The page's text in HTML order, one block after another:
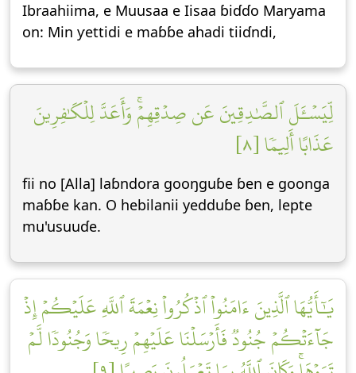
Ibraahiima, e Muusaa e Iisaa ɓiɗɗo Maryama
on: Min ƴettidi e maɓɓe ahadi tiiɗndi,
لِّيَسۡـَٔلَ ٱلصَّٰدِقِينَ عَن صِدۡقِهِمۡۚ وَأَعَدَّ لِلۡكَٰفِرِينَ
عَذَابًا أَلِيمٗا [٨]
fii no [Alla] laɓndora gooŋguɓe ɓen e goonga
maɓɓe kan. O hebilanii yedduɓe ɓen, lepte
mu'usuuɗe.
يَٰٓأَيُّهَا ٱلَّذِينَ ءَامَنُواْ ٱذۡكُرُواْ نِعۡمَةَ ٱللَّهِ عَلَيۡكُمۡ إِذۡ
جَآءَتۡكُمۡ جُنُودٞ فَأَرۡسَلۡنَا عَلَيۡهِمۡ رِيحٗا وَجُنُودٗا لَّمۡ